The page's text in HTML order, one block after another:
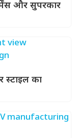
और सुपरकार
स्टाइल का